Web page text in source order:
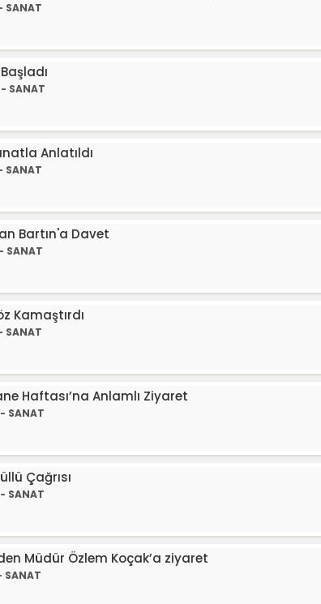
SANAT
- SANAT
Anlatıldı
SANAT
Bartın'a Davet
SANAT
Kamaştırdı
SANAT
Haftası’na Anlamlı Ziyaret
SANAT
Çağrısı
SANAT
Müdür Özlem Koçak’a ziyaret
SANAT